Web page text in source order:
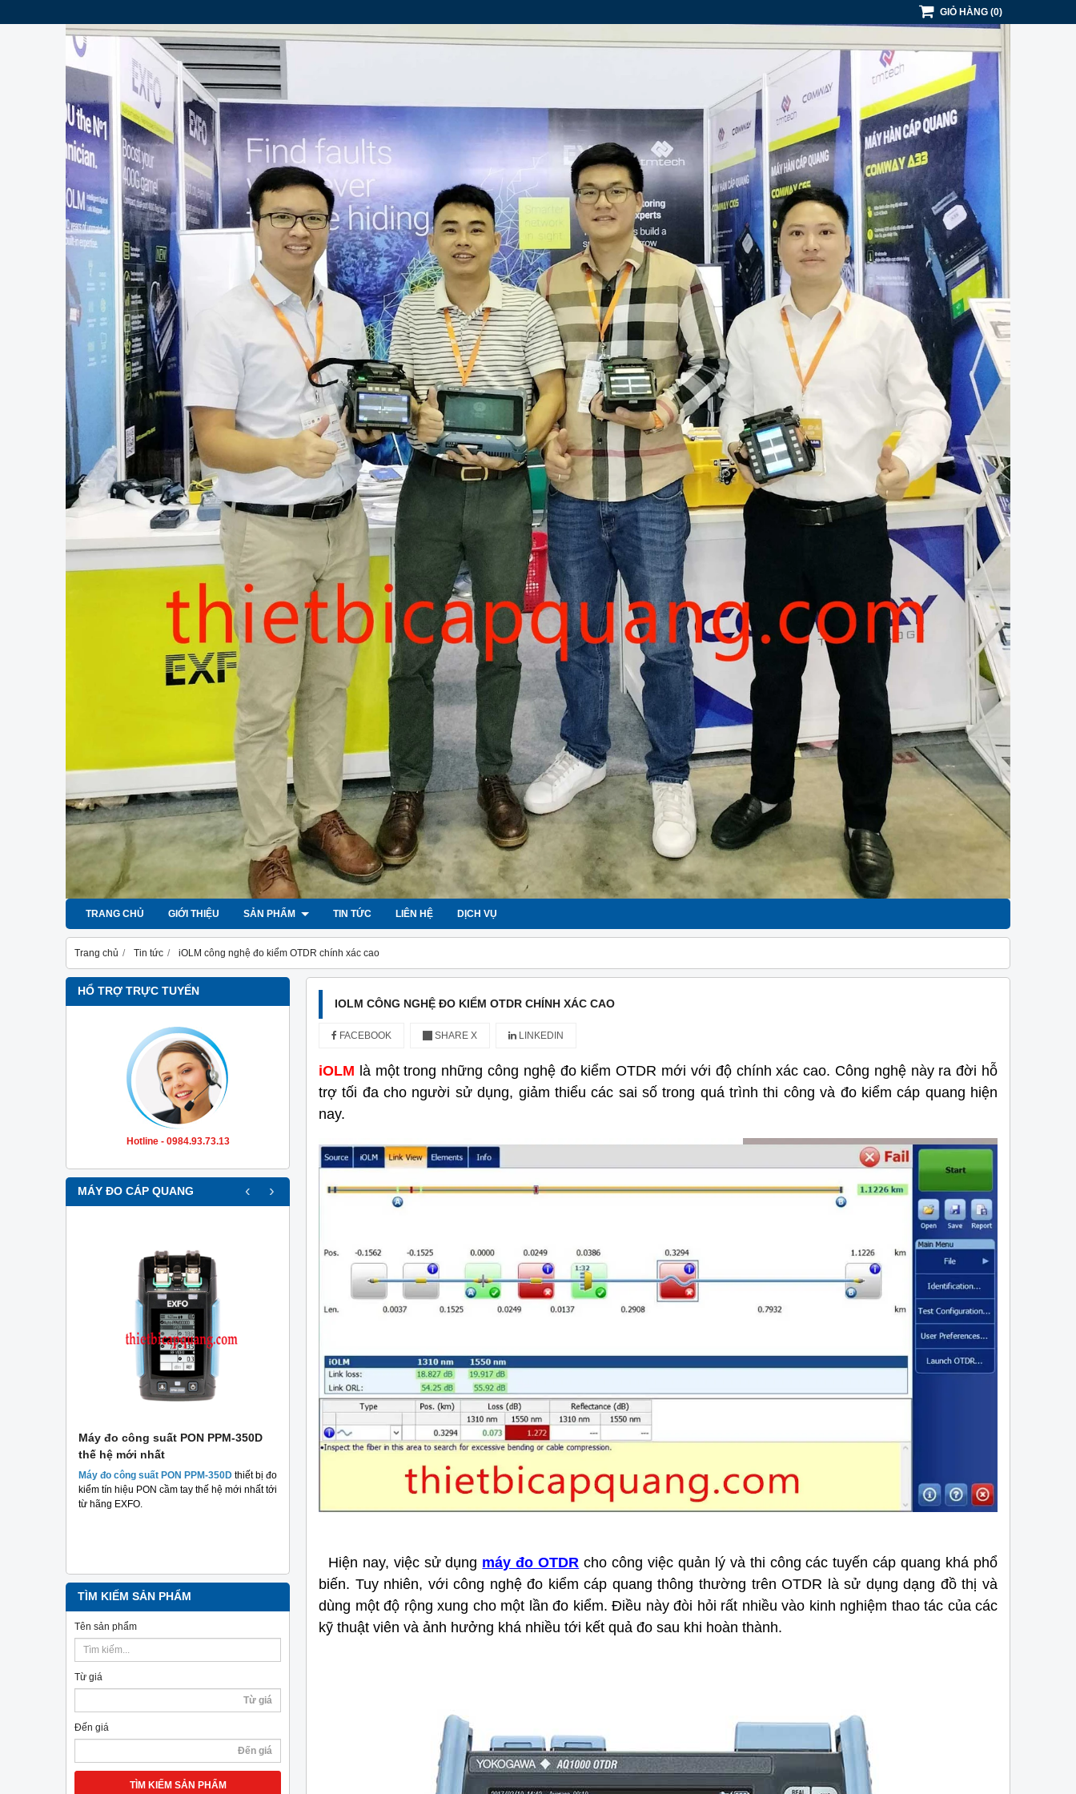
GIỎ HÀNG (0)
TRANG CHỦ GIỚI THIỆU SẢN PHẨM TIN TỨC LIÊN HỆ DỊCH VỤ
Trang chủ Tin tức iOLM công nghệ đo kiểm OTDR chính xác cao
HỔ TRỢ TRỰC TUYẾN
Hotline - 0984.93.73.13
MÁY ĐO CÁP QUANG
Máy đo công suất PON PPM-350D
thế hệ mới nhất
Máy đo công suất PON PPM-350D thiết bị đo
kiểm tín hiệu PON cầm tay thế hệ mới nhất tới
từ hãng EXFO.
Máy đo cáp quang OTDR APL-2
Plus TriBrer – Giải pháp kiểm tra
tuyến quang chính xác, chuyên
Máy đo cáp quang OTDR APL-2 Plus
Máy đo OTDR EXFO MAX-730D –
Giải pháp đột phá cho đo kiểm
mạng cáp quang
Máy đo OTDR EXFO MAX-730D
Giải pháp
đột phá cho đo kiểm mạng cáp quang hiện
OTDR Max-715D
quang nâng cấp thế hệ mới tới từ thương
hiệu EXFO - Canada. Với nhiều tính năng và
quang chất lượng cao,
cho kỹ thuật viên viễn
‹ ›
TÌM KIẾM SẢN PHẨM
Tên sản phẩm
Từ giá
Đến giá
TÌM KIẾM SẢN PHẨM
IOLM CÔNG NGHỆ ĐO KIỂM OTDR CHÍNH XÁC CAO
FACEBOOK SHARE X LINKEDIN
iOLM là một trong những công nghệ đo kiểm OTDR mới với độ chính xác cao. Công nghệ này ra đời hỗ
trợ tối đa cho người sử dụng, giảm thiểu các sai số trong quá trình thi công và đo kiểm cáp quang hiện
nay.
Hiện nay, việc sử dụng máy đo OTDR cho công việc quản lý và thi công các tuyến cáp quang khá phổ
biến. Tuy nhiên, với công nghệ đo kiểm cáp quang thông thường trên OTDR là sử dụng dạng đồ thị và
dùng một độ rộng xung cho một lần đo kiểm. Điều này đòi hỏi rất nhiều vào kinh nghiệm thao tác của các
kỹ thuật viên và ảnh hưởng khá nhiều tới kết quả đo sau khi hoàn thành.